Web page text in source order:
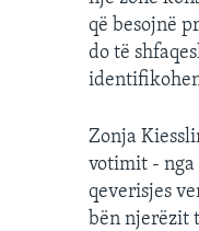
që besojnë
do të
Zonja
votimit -
qeverisjes
bën njerëzit